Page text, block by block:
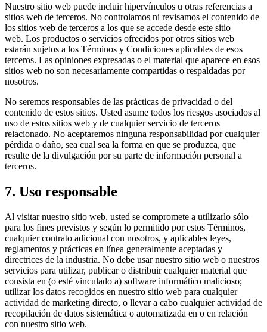
Nuestro sitio web puede incluir hipervínculos u otras referencias a
sitios web de terceros. No controlamos ni revisamos el contenido de
los sitios web de terceros a los que se accede desde este sitio
web. Los productos o servicios ofrecidos por otros sitios web
estarán sujetos a los Términos y Condiciones aplicables de esos
terceros. Las opiniones expresadas o el material que aparece en esos
sitios web no son necesariamente compartidas o respaldadas por
nosotros.
No seremos responsables de las prácticas de privacidad o del
contenido de estos sitios. Usted asume todos los riesgos asociados al
uso de estos sitios web y de cualquier servicio de terceros
relacionado. No aceptaremos ninguna responsabilidad por cualquier
pérdida o daño, sea cual sea la forma en que se produzca, que
resulte de la divulgación por su parte de información personal a
terceros.
7. Uso responsable
Al visitar nuestro sitio web, usted se compromete a utilizarlo sólo
para los fines previstos y según lo permitido por estos Términos,
cualquier contrato adicional con nosotros, y aplicables leyes,
reglamentos y prácticas en línea generalmente aceptadas y
directrices de la industria. No debe usar nuestro sitio web o nuestros
servicios para utilizar, publicar o distribuir cualquier material que
consista en (o esté vinculado a) software informático malicioso;
utilizar los datos recogidos en nuestro sitio web para cualquier
actividad de marketing directo, o llevar a cabo cualquier actividad de
recopilación de datos sistemática o automatizada en o en relación
con nuestro sitio web.